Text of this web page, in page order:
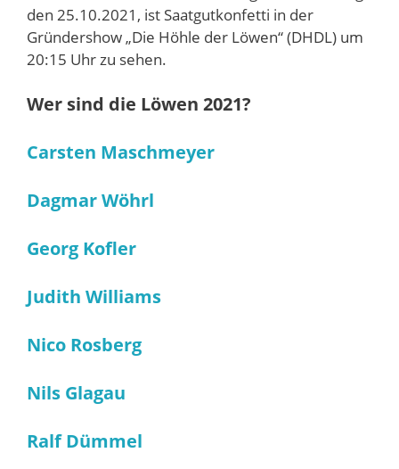
den 25.10.2021, ist Saatgutkonfetti in der
Gründershow „Die Höhle der Löwen“ (DHDL) um
20:15 Uhr zu sehen.
Wer sind die Löwen 2021?
Carsten Maschmeyer
Dagmar Wöhrl
Georg Kofler
Judith Williams
Nico Rosberg
Nils Glagau
Ralf Dümmel